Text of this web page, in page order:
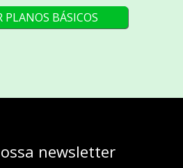
PLANOS BÁSICOS
newsletter